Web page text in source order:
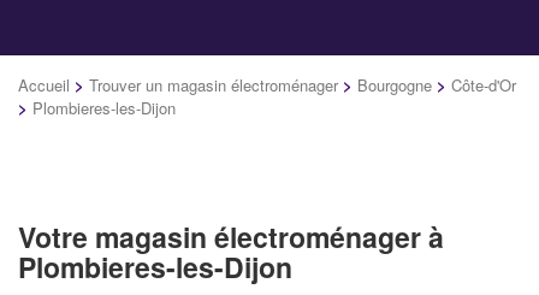
Accueil > Trouver un magasin électroménager > Bourgogne > Côte-d'Or
> Plombieres-les-Dijon
Votre magasin électroménager à
Plombieres-les-Dijon